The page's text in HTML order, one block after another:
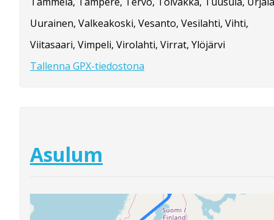
Uurainen, Valkeakoski, Vesanto, Vesilahti, Vihti,
Viitasaari, Vimpeli, Virolahti, Virrat, Ylöjärvi
Tallenna GPX-tiedostona
Asulum